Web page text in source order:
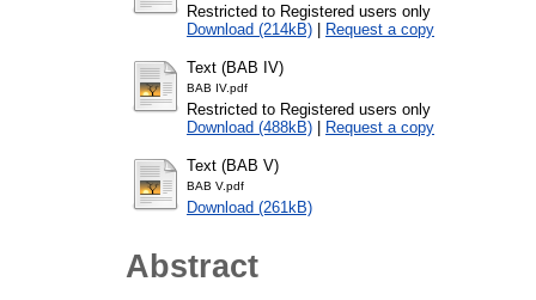
Restricted to Registered users only
Download (214kB) | Request a copy
Text (BAB IV)
BAB IV.pdf
Restricted to Registered users only
Download (488kB) | Request a copy
Text (BAB V)
BAB V.pdf
Download (261kB)
Abstract